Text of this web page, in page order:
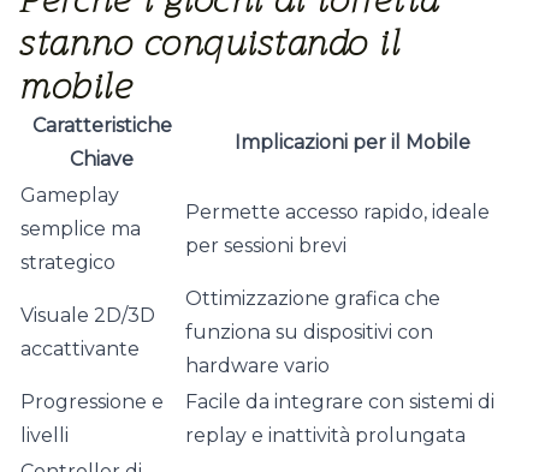
stanno conquistando il
mobile
Caratteristiche
Chiave
Implicazioni per il Mobile
Gameplay
semplice ma
strategico
Permette accesso rapido, ideale
per sessioni brevi
Visuale 2D/3D
accattivante
Ottimizzazione grafica che
funziona su dispositivi con
hardware vario
Progressione e
livelli
Facile da integrare con sistemi di
replay e inattività prolungata